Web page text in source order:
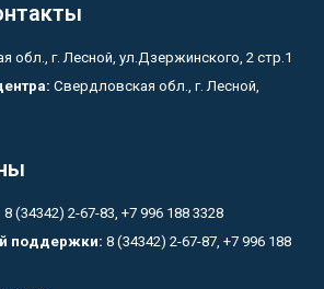
обл., г. Лесной, ул.Дзержинского, 2 стр.1
Свердловская обл., г. Лесной,
8 (34342) 2-67-83, +7 996 188 3328
поддержки: 8 (34342) 2-67-87, +7 996 188